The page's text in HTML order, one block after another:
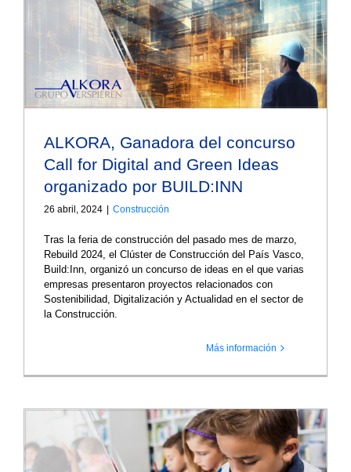
ALKORA, Ganadora del concurso
Call for Digital and Green Ideas
organizado por BUILD:INN
26 abril, 2024 Construcción
Tras la feria de construcción del pasado mes de marzo,
Rebuild 2024, el Clúster de Construcción del País Vasco,
Build:Inn, organizó un concurso de ideas en el que varias
empresas presentaron proyectos relacionados con
Sostenibilidad, Digitalización y Actualidad en el sector de
la Construcción.
Más información